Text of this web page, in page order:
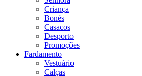
Criança
Bonés
Casacos
Desporto
Promoções
Fardamento
Vestuário
Calças